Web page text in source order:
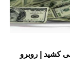
کشید | روبرو